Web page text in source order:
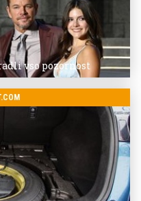
vso pozornost